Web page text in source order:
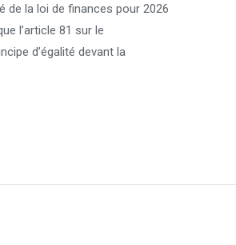
la loi de finances pour 2026
l’article 81 sur le
d’égalité devant la